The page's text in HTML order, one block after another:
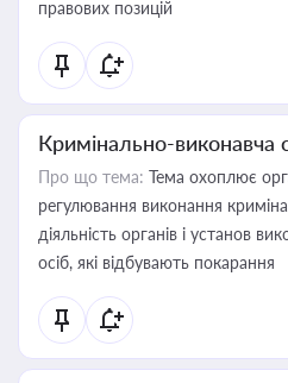
правових позицій
Кримінально-виконавча
Про що тема: Тема охоплює
регулювання виконання
діяльність органів і установ
осіб, які відбувають покарання